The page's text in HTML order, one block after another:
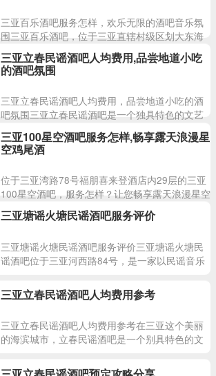
三亚百乐酒吧服务怎样，欢乐无限的酒吧音乐氛
围三亚百乐酒吧，位于三亚直辖村级区划大东海
银泰度假酒店斜对面，是三亚市内知名度非常高
的一家酒吧。这里拥有
三亚立春民谣酒吧人均费用,品尝地道小吃
的酒吧氛围
三亚立春民谣酒吧人均费用，品尝地道小吃的酒
吧氛围三亚立春民谣酒吧是一个独具特色的文艺
小酒吧，坐落于三亚市三永·银河海湾79-7号，营
业时间为晚上1
三亚100星空酒吧服务怎样,畅享露天浪漫星
空鸡尾酒
位于三亚湾路78号福朋喜来登酒店内29层的三亚
100星空酒吧，服务怎样？让您畅享露天浪漫星空
鸡尾酒！这里是夜晚的星空下最佳的休闲场所，
让您尽情享受美妙
三亚塘谣火塘民谣酒吧服务评价
三亚塘谣火塘民谣酒吧服务评价三亚塘谣火塘民
谣酒吧位于三亚河西路84号，是一家以民谣音乐
是三亚的
三亚立春民谣酒吧人均费用参考
三亚立春民谣酒吧人均费用参考在三亚这个美丽
的海滨城市，立春民谣酒吧是一个别具特色的文
里不仅有着精致的装修